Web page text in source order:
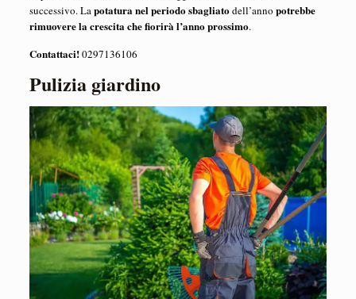
successivo. Lapotatura nel periodo sbagliatodell’anno potrebbe
rimuovere la crescita che fiorirà l’anno prossimo.
Contattaci!0297136106
Pulizia giardino